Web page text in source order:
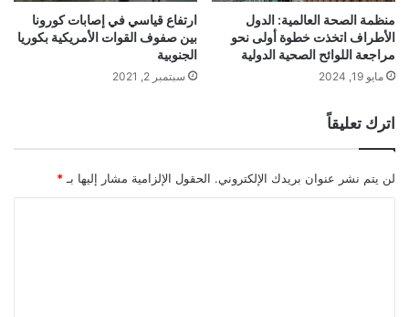
منظمة الصحة العالمية: الدول
الأطراف اتخذت خطوة أولى نحو
مراجعة اللوائح الصحية الدولية
مايو 19, 2024
ارتفاع قياسي في إصابات كورونا
بين صفوف القوات الأمريكية بكوريا
الجنوبية
سبتمبر 2, 2021
اترك تعليقاً
لن يتم نشر عنوان بريدك الإلكتروني. الحقول الإلزامية مشار إليها بـ *